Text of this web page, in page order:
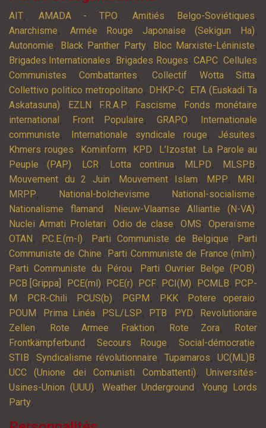
AIT, AMADA - TPO,Amitiés Belgo-Soviétiques,
Anarchisme, Armée Rouge Japonaise (Sekigun Ha),
Autonomie, Black Panther Party, Bloc Marxiste-Léniniste,
Brigades Internationales, Brigades Rouges, CAPC,Cellules
Communistes Combattantes, Collectif Wotta Sitta,
Collettivo politico metropolitano, DHKP-C, ETA (Euskadi Ta
Askatasuna), EZLN , F.R.A.P, Fascisme,
Fonds monétaire
international , Front Populaire, GRAPO,
Internationale
communiste, Internationale syndicale rouge, Jésuites,
Khmers rouges, Kominform, KPD, L’Izostat, La Parole au
Peuple (PAP), LCR, Lotta continua, MLPD, MLSPB,
Mouvement du 2 Juin, Mouvement Islam, MPP, MRI ,
MRPP, National-bolchevisme, National-socialisme,
Nationalisme flamand , Nieuw-Vlaamse Alliantie (N-VA),
Nuclei Armati Proletari, Odio de clase,OMS,Operaïsme,
OTAN , P.C.E.(m-l), Parti Communiste de Belgique,
Parti
Communiste de Chine, Parti Communiste de France (mlm),
Parti Communiste du Pérou, Parti Ouvrier Belge (POB),
PCB [Grippa] , PCE(ml), PCE(r), PCF, PCI(M), PCMLB, PCP-
M , PCR-Chili, PCUS(b), PGPM , PKK, Potere operaio,
POUM , Prima Linéa, PSL/LSP, PTB, PYD,
Revolutionäre
Zellen, Rote Armee Fraktion, Rote Zora,
Roter
Frontkämpferbund , Secours Rouge, Social-démocratie,
STIB, Syndicalisme révolutionnaire, Tupamaros, UC(ML)B,
UCC (Unione dei Comunisti Combattenti),Universités-
Usines-Union (UUU), Weather Underground ,Young Lords
Party,